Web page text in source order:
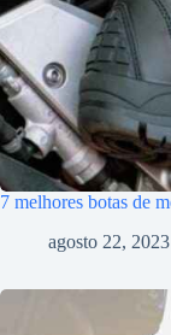
7 melhores botas de
agosto 22, 2023